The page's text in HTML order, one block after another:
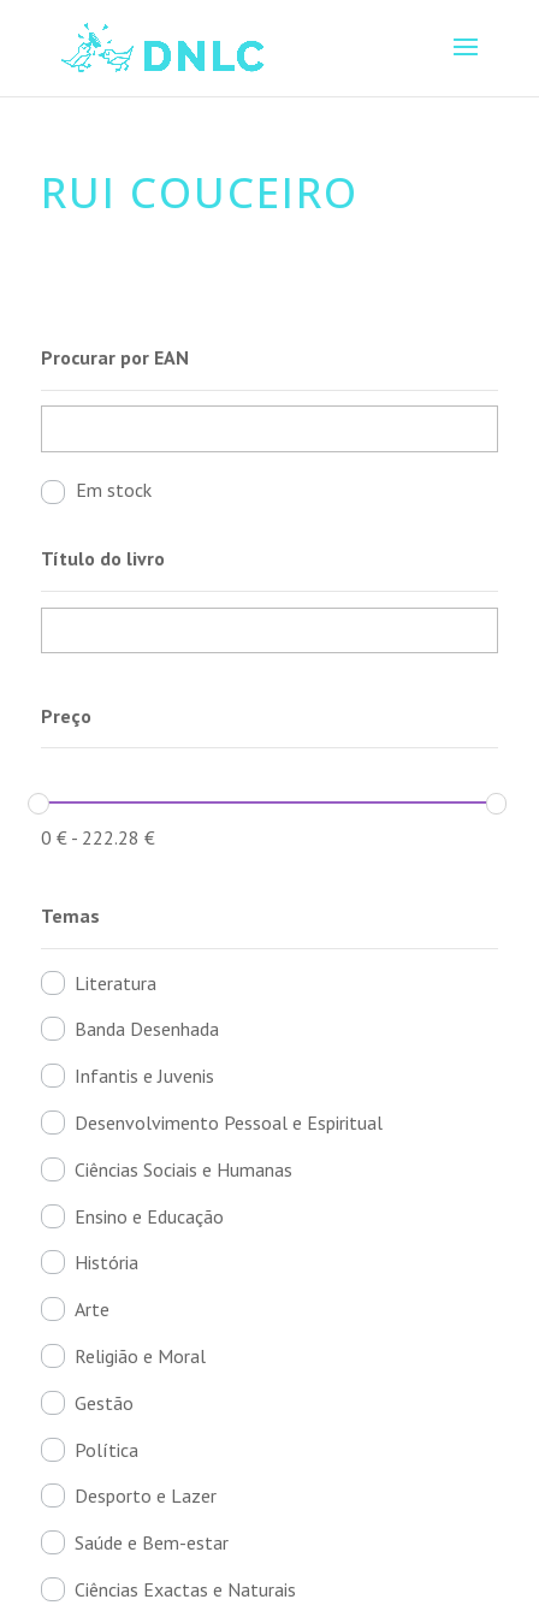
RUI COUCEIRO
Procurar por EAN
Em stock
Título do livro
Preço
0 €- 222.28 €
Temas
Literatura
Banda Desenhada
Infantis e Juvenis
Desenvolvimento Pessoal e Espiritual
Ciências Sociais e Humanas
Ensino e Educação
História
Arte
Religião e Moral
Gestão
Política
Desporto e Lazer
Saúde e Bem-estar
Ciências Exactas e Naturais